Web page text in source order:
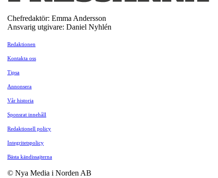
Chefredaktör: Emma Andersson
Ansvarig utgivare: Daniel Nyhlén
Redaktionen
Kontakta oss
Tipsa
Annonsera
Vår historia
Sponsrat innehåll
Redaktionell policy
Integritetspolicy
Bästa kändissajterna
© Nya Media i Norden AB